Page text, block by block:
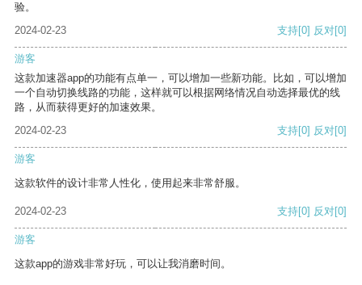
验。
2024-02-23
支持[0] 反对[0]
游客
这款加速器app的功能有点单一，可以增加一些新功能。比如，可以增加
一个自动切换线路的功能，这样就可以根据网络情况自动选择最优的线
路，从而获得更好的加速效果。
2024-02-23
支持[0] 反对[0]
游客
这款软件的设计非常人性化，使用起来非常舒服。
2024-02-23 支持[0] 反对[0]
游客
这款app的游戏非常好玩，可以让我消磨时间。